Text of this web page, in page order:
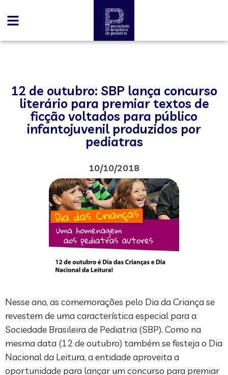
12 de outubro: SBP lança concurso
literário para premiar textos de
ficção voltados para público
infantojuvenil produzidos por
pediatras
10/10/2018
Nesse ano, as comemorações pelo Dia da Criança se
revestem de uma característica especial para a
Sociedade Brasileira de Pediatria (SBP). Como na
mesma data (12 de outubro) também se festeja o Dia
Nacional da Leitura, a entidade aproveita a
oportunidade para lançar um concurso para premiar